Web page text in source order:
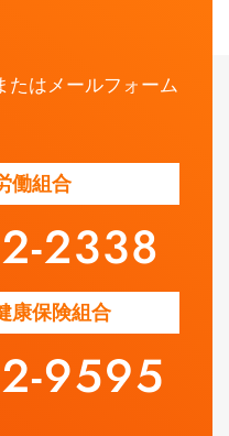
たはメールフォーム
働組合
康保険組合